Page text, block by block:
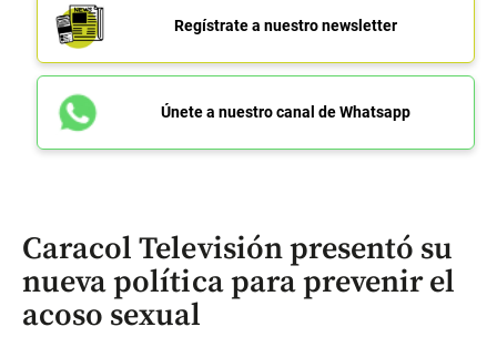
Regístrate a nuestro newsletter
Únete a nuestro canal de Whatsapp
Caracol Televisión presentó su
nueva política para prevenir el
acoso sexual